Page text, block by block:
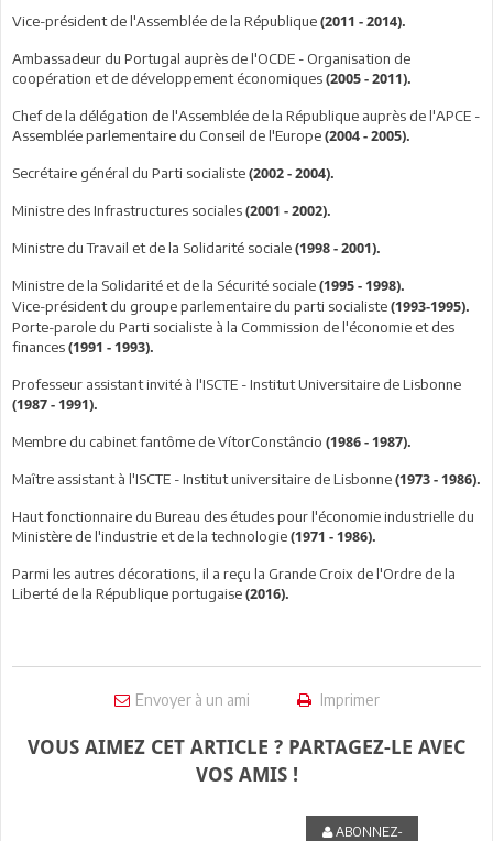
Vice-président de l'Assemblée de la République (2011 - 2014).
Ambassadeur du Portugal auprès de l'OCDE - Organisation de
coopération et de développement économiques (2005 - 2011).
Chef de la délégation de l'Assemblée de la République auprès de l'APCE -
Assemblée parlementaire du Conseil de l'Europe (2004 - 2005).
Secrétaire général du Parti socialiste (2002 - 2004).
Ministre des Infrastructures sociales (2001 - 2002).
Ministre du Travail et de la Solidarité sociale (1998 - 2001).
Ministre de la Solidarité et de la Sécurité sociale (1995 - 1998).
Vice-président du groupe parlementaire du parti socialiste (1993-1995).
Porte-parole du Parti socialiste à la Commission de l'économie et des
finances (1991 - 1993).
Professeur assistant invité à l'ISCTE - Institut Universitaire de Lisbonne
(1987 - 1991).
Membre du cabinet fantôme de VítorConstâncio (1986 - 1987).
Maître assistant à l'ISCTE - Institut universitaire de Lisbonne (1973 - 1986).
Haut fonctionnaire du Bureau des études pour l'économie industrielle du
Ministère de l'industrie et de la technologie (1971 - 1986).
Parmi les autres décorations, il a reçu la Grande Croix de l'Ordre de la
Liberté de la République portugaise (2016).
Envoyer à un ami Imprimer
VOUS AIMEZ CET ARTICLE ? PARTAGEZ-LE AVEC
VOS AMIS !
ABONNEZ-